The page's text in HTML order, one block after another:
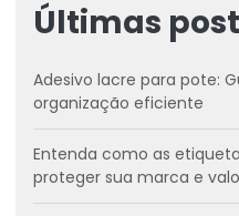
Últimas
Adesivo lacre para pote:
organização eficiente
Entenda como as
proteger sua marca e